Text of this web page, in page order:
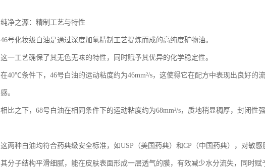
纯净之源：精制工艺与特性
46号化妆级白油是通过深度加氢精制工艺提炼而成的高纯度矿物油。
这一工艺确保了其无色无味的特性，同时赋予其优异的化学稳定性。
在40℃条件下，46号白油的运动粘度约为46mm²/s，这使得它在配方中表现出良好的
感。
相比之下，68号白油在相同条件下的运动粘度约为68mm²/s，质地稍显稠厚，封闭性
这两种白油均符合药典级安全标准，如USP（美国药典）和CP（中国药典），对敏感
其分子结构平滑细腻，能在皮肤表面形成一层透气的膜，有效减少水分流失，同时赋